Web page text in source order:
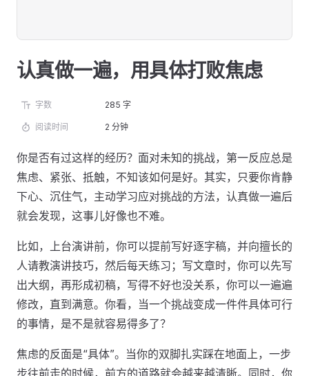
认真做一遍，用具体打败焦虑
字数 285 字
阅读时间 2 分钟
你是否有过这样的经历？面对未知的挑战，第一反应总是
焦虑、紧张、抵触，不知该如何是好。其实，只要你肯静
下心、沉住气，主动学习应对挑战的方法，认真做一遍后
就会发现，这事儿好像也不难。
比如，上台演讲前，你可以提前写好逐字稿，并向擅长的
人请教演讲技巧，然后每天练习；写文章时，你可以先写
出大纲，再形成初稿，写得不好也没关系，你可以一遍遍
修改，直到满意。你看，当一个挑战变成一件件具体可行
的事情，是不是就容易得多了？
焦虑的反面是“具体”。当你的双脚扎实踩在地面上，一步
步往前走的时候，前方的道路就会越来越清晰。同时，你